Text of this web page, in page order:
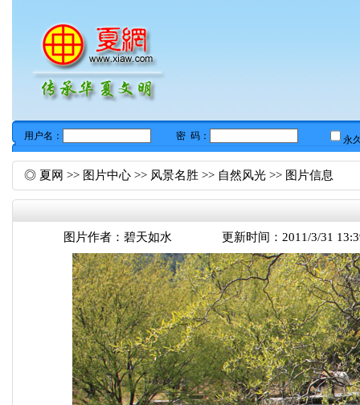
◎ 夏网 >> 图片中心 >> 风景名胜 >> 自然风光 >> 图片信息
图片作者： 碧天如水 更新时间：2011/3/31